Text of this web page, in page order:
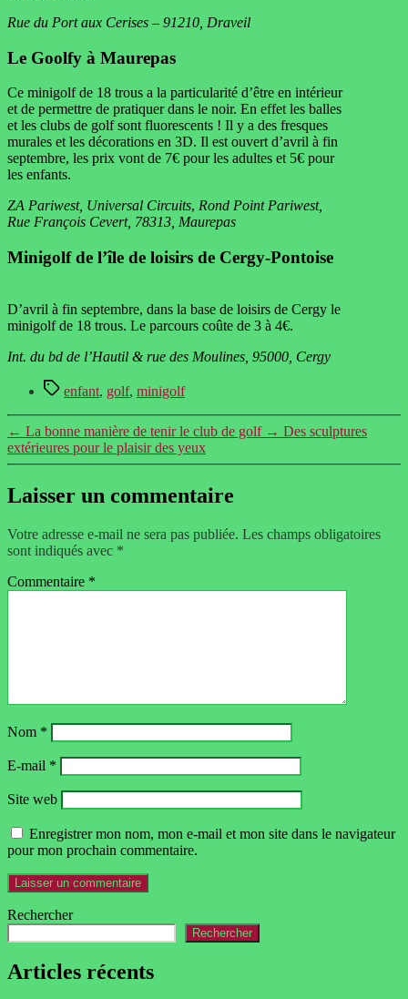
Rue du Port aux Cerises – 91210, Draveil
Le Goolfy à Maurepas
Ce minigolf de 18 trous a la particularité d’être en intérieur
et de permettre de pratiquer dans le noir. En effet les balles
et les clubs de golf sont fluorescents ! Il y a des fresques
murales et les décorations en 3D. Il est ouvert d’avril à fin
septembre, les prix vont de 7€ pour les adultes et 5€ pour
les enfants.
ZA Pariwest, Universal Circuits, Rond Point Pariwest,
Rue François Cevert, 78313, Maurepas
Minigolf de l’île de loisirs de Cergy-Pontoise
D’avril à fin septembre, dans la base de loisirs de Cergy le
minigolf de 18 trous. Le parcours coûte de 3 à 4€.
Int. du bd de l’Hautil & rue des Moulines, 95000, Cergy
Étiquettes
enfant, golf, minigolf
← La bonne manière de tenir le club de golf → Des sculptures
extérieures pour le plaisir des yeux
Laisser un commentaire
Votre adresse e-mail ne sera pas publiée. Les champs obligatoires
sont indiqués avec *
Commentaire *
Nom *
E-mail *
Site web
Enregistrer mon nom, mon e-mail et mon site dans le navigateur
pour mon prochain commentaire.
Rechercher
Rechercher
Articles récents